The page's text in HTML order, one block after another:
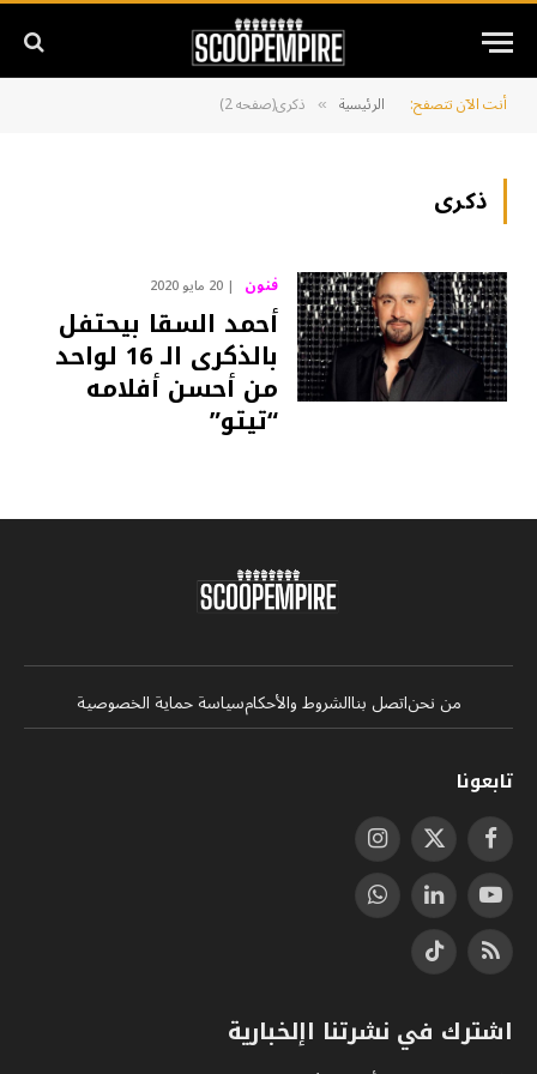
أنت الآن تتصفح: الرئيسية » ذكرى(صفحه 2)
ذكرى
فنون 20 مايو 2020
أحمد السقا بيحتفل
بالذكرى الـ 16 لواحد
من أحسن أفلامه
“تيتو”
من نحناتصل بناالشروط والأحكامسياسة حماية الخصوصية
تابعونا
فيسبوكX
(Twitter)
الانستغرام
يوتيوب لينكدإنواتساب
RSS
تيكتوك
اشترك في نشرتنا اإلخبارية